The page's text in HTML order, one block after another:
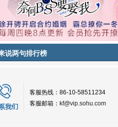
说两句排行榜
客服热线：86-10-58511234
客服邮箱： kf@vip.sohu.com